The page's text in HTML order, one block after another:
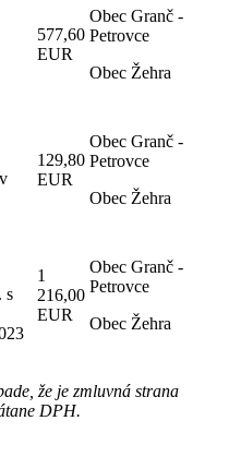
577,60
EUR
Obec Granč -
Petrovce
Obec Žehra
129,80
EUR
Obec Granč -
Petrovce
Obec Žehra
s
1
216,00
EUR
Obec Granč -
Petrovce
Obec Žehra
že je zmluvná strana
DPH.